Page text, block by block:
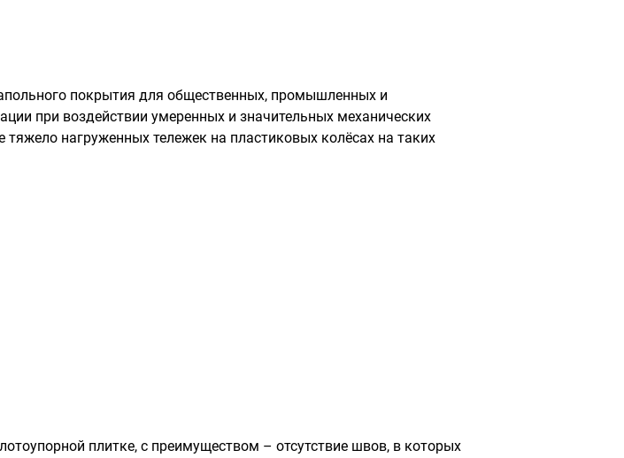
покрытия для общественных, промышленных и
при воздействии умеренных и значительных механических
нагруженных тележек на пластиковых колёсах на таких
плитке, с преимуществом – отсутствие швов, в которых